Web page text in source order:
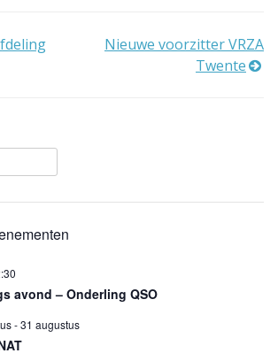
Nieuwe voorzitter VRZA
Twente
avond – Onderling QSO
-31 augustus